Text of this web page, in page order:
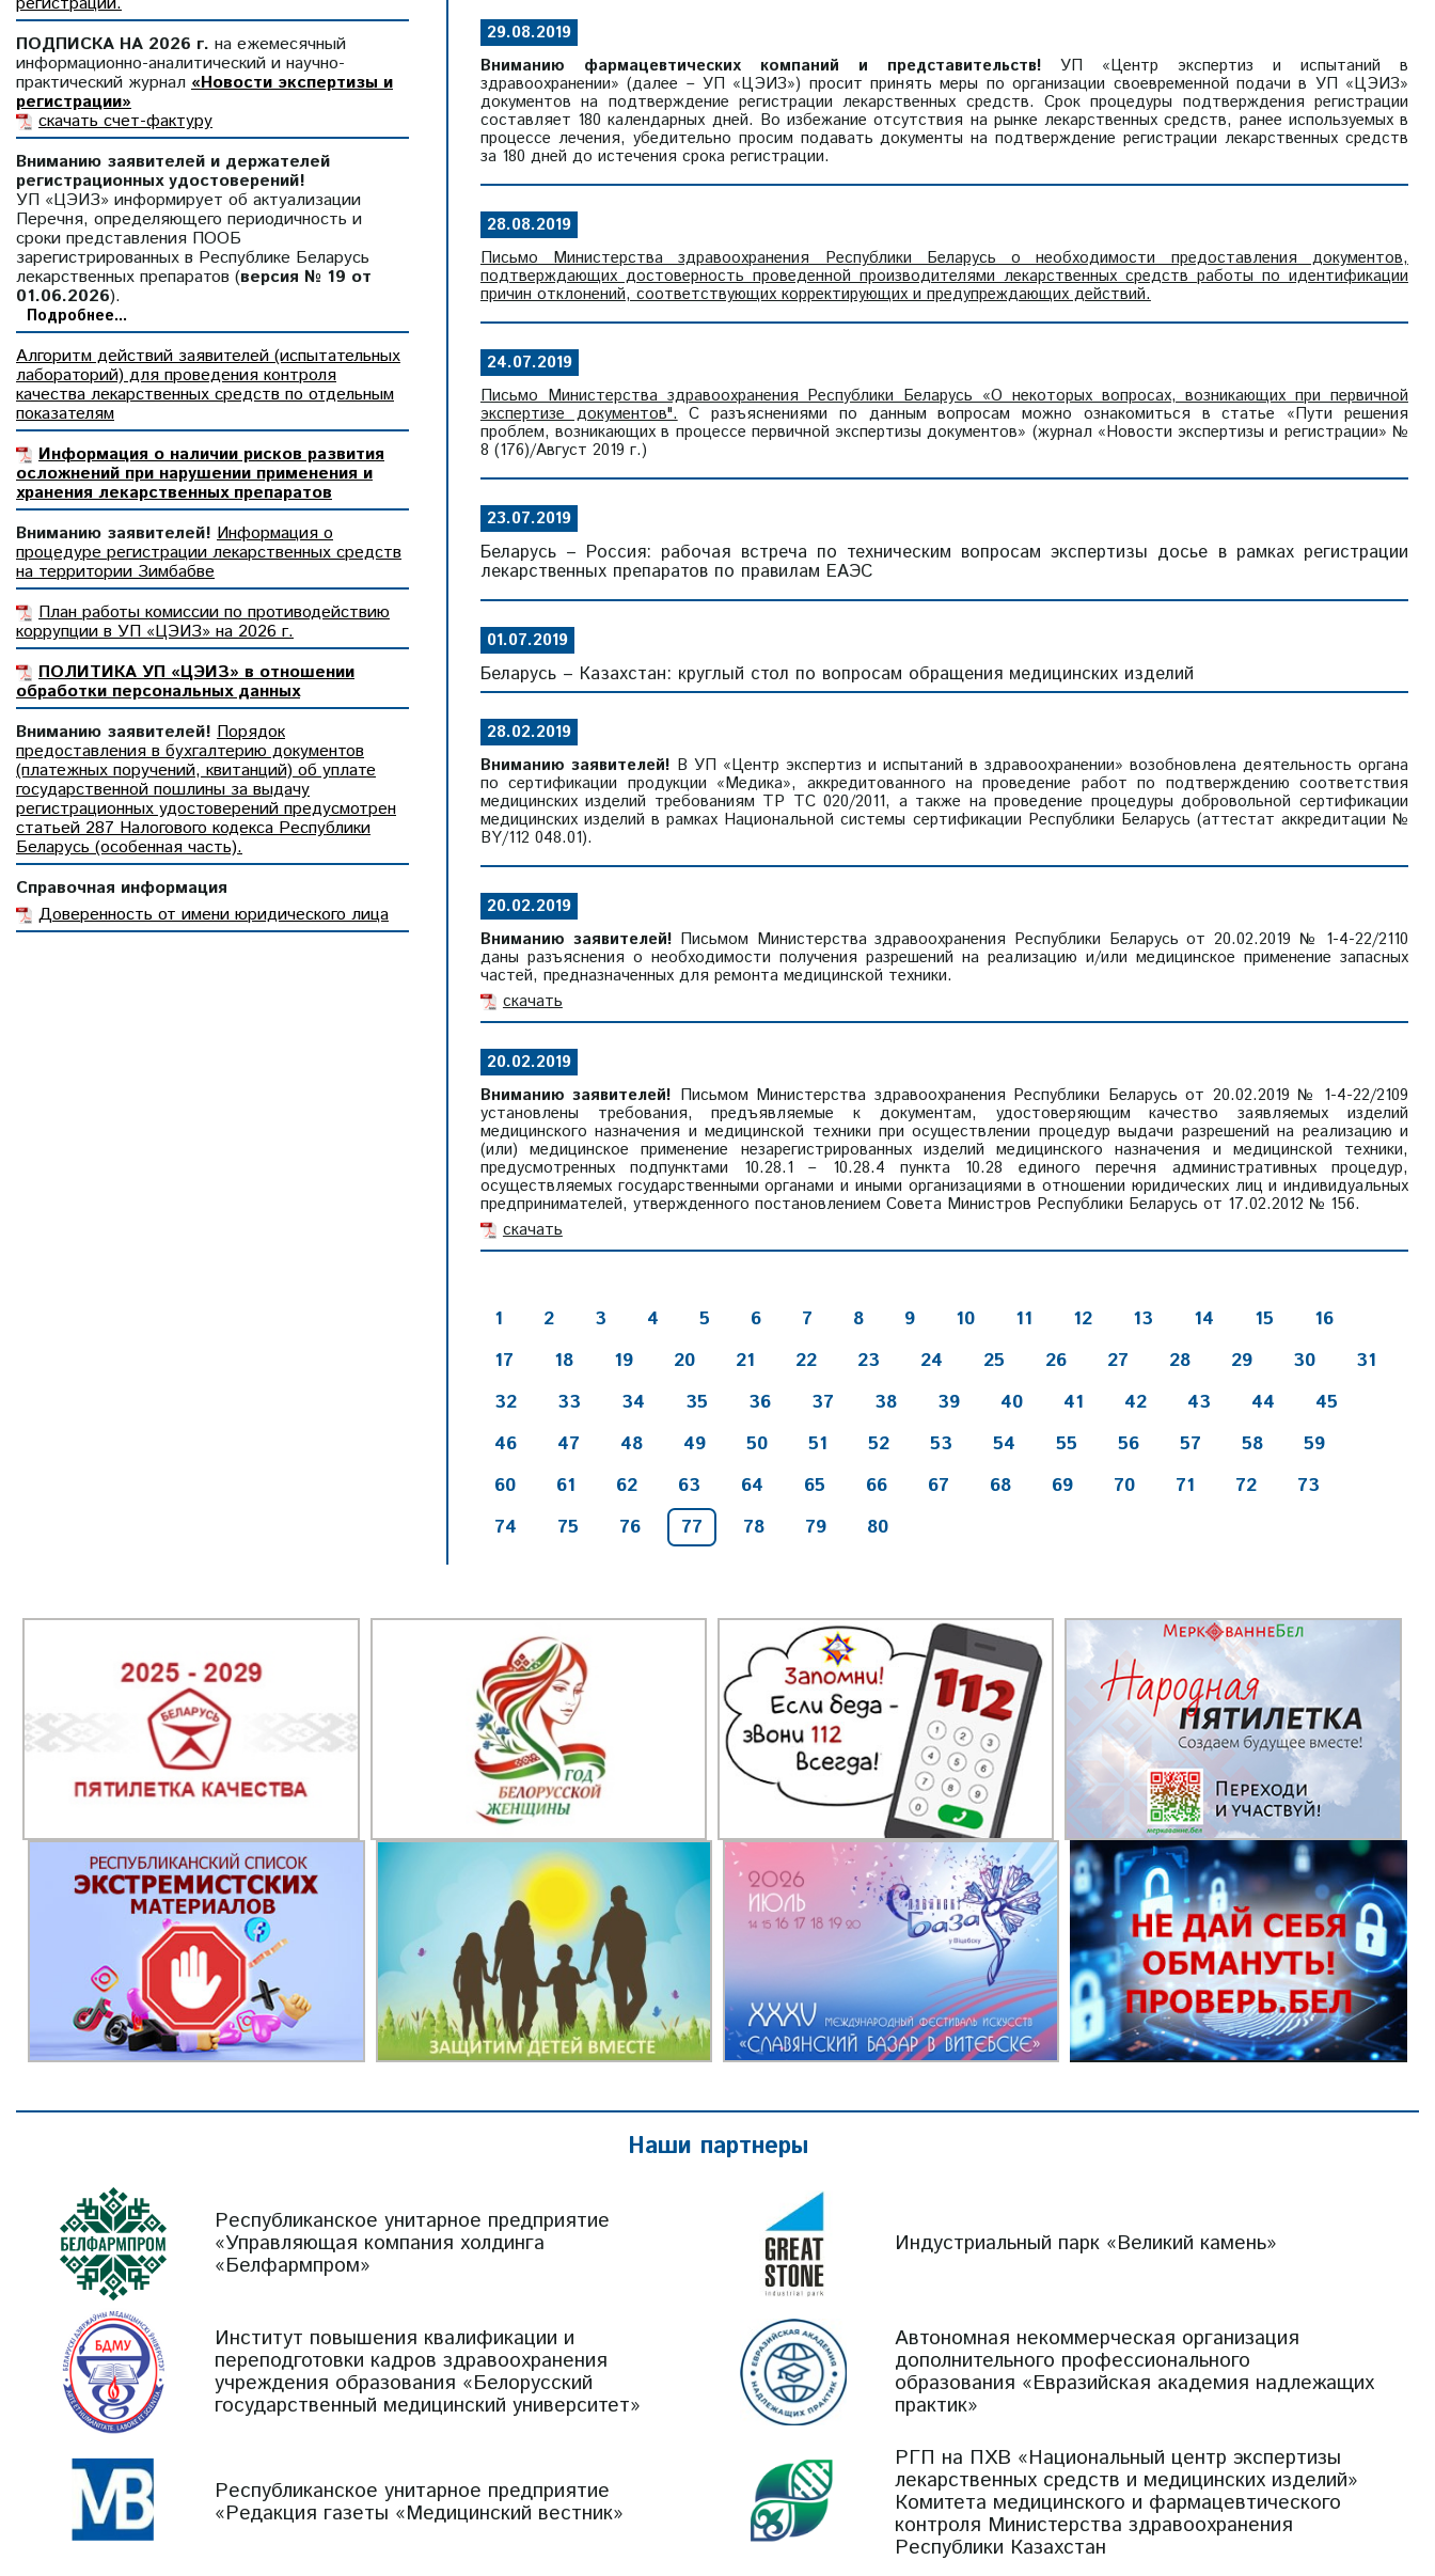
ПОДПИСКА НА 2026 г. на ежемесячный
информационно-аналитический и научно-
практический журнал «Новости экспертизы и
регистрации»
скачать счет-фактуру
Вниманию заявителей и держателей
регистрационных удостоверений!
УП «ЦЭИЗ» информирует об актуализации
Перечня, определяющего периодичность и
сроки представления ПООБ
зарегистрированных в Республике Беларусь
лекарственных препаратов (версия № 19 от
01.06.2026).
Подробнее...
Алгоритм действий заявителей (испытательных
лабораторий) для проведения контроля
качества лекарственных средств по отдельным
показателям
Информация о наличии рисков развития
осложнений при нарушении применения и
хранения лекарственных препаратов
Вниманию заявителей! Информация о
процедуре регистрации лекарственных средств
на территории Зимбабве
План работы комиссии по противодействию
коррупции в УП «ЦЭИЗ» на 2026 г.
ПОЛИТИКА УП «ЦЭИЗ» в отношении
обработки персональных данных
Вниманию заявителей! Порядок
предоставления в бухгалтерию документов
(платежных поручений, квитанций) об уплате
государственной пошлины за выдачу
регистрационных удостоверений предусмотрен
статьей 287 Налогового кодекса Республики
Беларусь (особенная часть).
Справочная информация
Доверенность от имени юридического лица
29.08.2019
Вниманию фармацевтических компаний и представительств!УП «Центр экспертиз и испытаний в
здравоохранении» (далее – УП «ЦЭИЗ») просит принять меры по организации своевременной подачи в УП «ЦЭИЗ»
документов на подтверждение регистрации лекарственных средств. Срок процедуры подтверждения регистрации
составляет 180 календарных дней. Во избежание отсутствия на рынке лекарственных средств, ранее используемых в
процессе лечения, убедительно просим подавать документы на подтверждение регистрации лекарственных средств
за 180 дней до истечения срока регистрации.
28.08.2019
Письмо Министерства здравоохранения Республики Беларусь о необходимости предоставления документов,
подтверждающих достоверность проведенной производителями лекарственных средств работы по идентификации
причин отклонений, соответствующих корректирующих и предупреждающих действий.
24.07.2019
Письмо Министерства здравоохранения Республики Беларусь «О некоторых вопросах, возникающих при первичной
экспертизе документов".С разъяснениями по данным вопросам можно ознакомиться в статье «Пути решения
проблем, возникающих в процессе первичной экспертизы документов» (журнал «Новости экспертизы и регистрации» №
8 (176)/Август 2019 г.)
23.07.2019
Беларусь – Россия: рабочая встреча по техническим вопросам экспертизы досье в рамках регистрации
лекарственных препаратов по правилам ЕАЭС
01.07.2019
Беларусь – Казахстан: круглый стол по вопросам обращения медицинских изделий
28.02.2019
Вниманию заявителей! В УП «Центр экспертиз и испытаний в здравоохранении» возобновлена деятельность органа
по сертификации продукции «Медика», аккредитованного на проведение работ по подтверждению соответствия
медицинских изделий требованиям ТР ТС 020/2011, а также на проведение процедуры добровольной сертификации
медицинских изделий в рамках Национальной системы сертификации Республики Беларусь (аттестат аккредитации №
BY/112 048.01).
20.02.2019
Вниманию заявителей! Письмом Министерства здравоохранения Республики Беларусь от 20.02.2019 № 1-4-22/2110
даны разъяснения о необходимости получения разрешений на реализацию и/или медицинское применение запасных
частей, предназначенных для ремонта медицинской техники.
скачать
20.02.2019
Вниманию заявителей! Письмом Министерства здравоохранения Республики Беларусь от 20.02.2019 № 1-4-22/2109
установлены требования, предъявляемые к документам, удостоверяющим качество заявляемых изделий
медицинского назначения и медицинской техники при осуществлении процедур выдачи разрешений на реализацию и
(или) медицинское применение незарегистрированных изделий медицинского назначения и медицинской техники,
предусмотренных подпунктами 10.28.1 – 10.28.4 пункта 10.28 единого перечня административных процедур,
осуществляемых государственными органами и иными организациями в отношении юридических лиц и индивидуальных
предпринимателей, утвержденного постановлением Совета Министров Республики Беларусь от 17.02.2012 № 156.
скачать
1 2 3 4 5 6 7 8 9 10 11 12 13 14 15
16
17
18 19 20 21 22 23 24 25 26 27 28 29 30
31
32
33 34 35 36 37 38 39 40 41 42 43 44
45
46
47 48 49 50 51 52 53 54 55 56 57 58
59
60
61 62 63 64 65 66 67 68 69 70 71 72
73
74
75 76 77 78 79 80
Наши партнеры
Республиканское унитарное предприятие
«Управляющая компания холдинга
«Белфармпром»
Индустриальный парк «Великий камень»
Институт повышения квалификации и
переподготовки кадров здравоохранения
учреждения образования «Белорусский
государственный медицинский университет»
Автономная некоммерческая организация
дополнительного профессионального
образования «Евразийская академия надлежащих
практик»
Республиканское унитарное предприятие
«Редакция газеты «Медицинский вестник»
РГП на ПХВ «Национальный центр экспертизы
лекарственных средств и медицинских изделий»
Комитета медицинского и фармацевтического
контроля Министерства здравоохранения
Республики Казахстан